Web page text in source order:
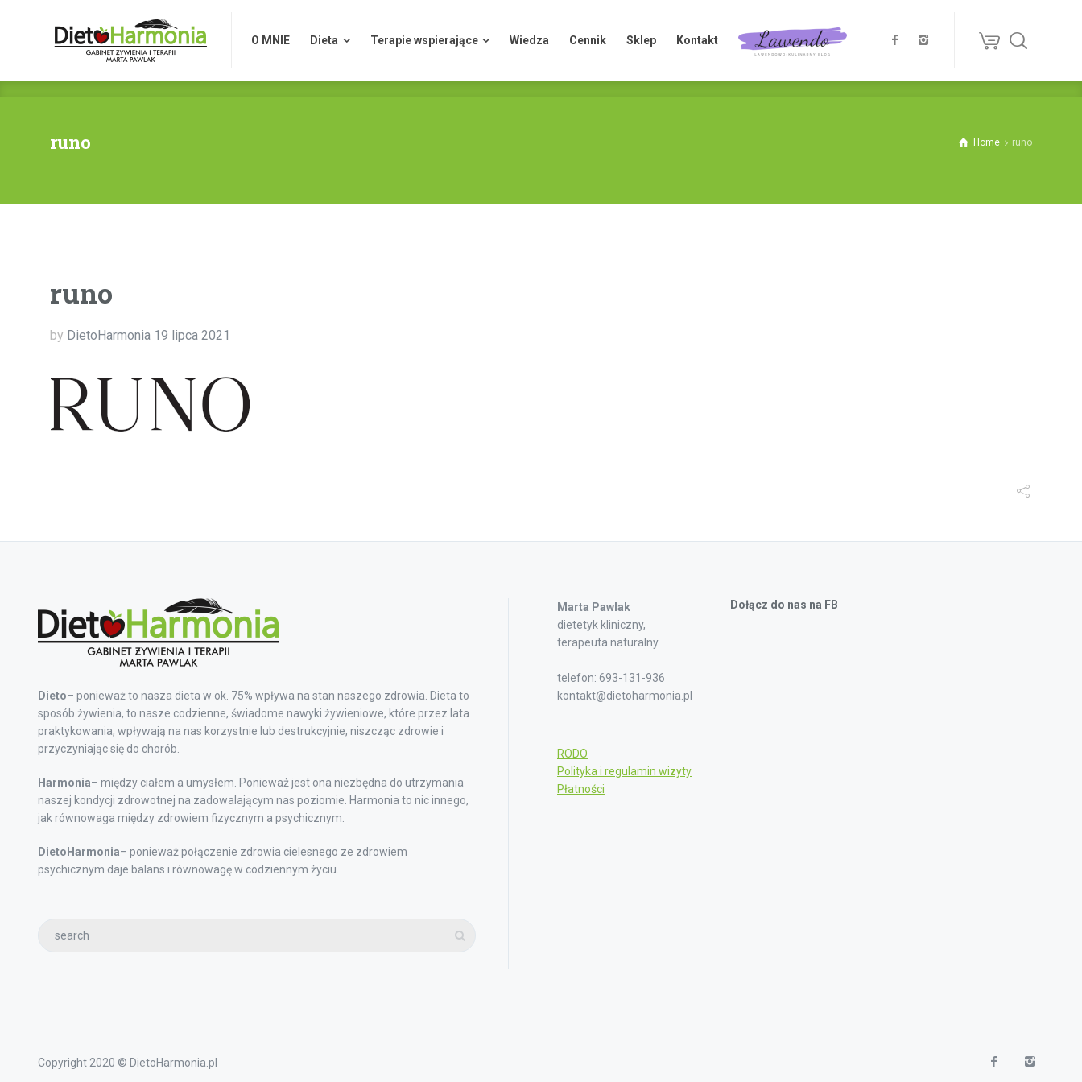
O MNIE Dieta Terapie wspierające Wiedza Cennik Sklep Kontakt
runo Home runo
runo
by DietoHarmonia 19 lipca 2021
Dieto– ponieważ to nasza dieta w ok. 75% wpływa na stan naszego zdrowia. Dieta to
sposób żywienia, to nasze codzienne, świadome nawyki żywieniowe, które przez lata
praktykowania, wpływają na nas korzystnie lub destrukcyjnie, niszcząc zdrowie i
przyczyniając się do chorób.
Harmonia– między ciałem a umysłem. Ponieważ jest ona niezbędna do utrzymania
naszej kondycji zdrowotnej na zadowalającym nas poziomie. Harmonia to nic innego,
jak równowaga między zdrowiem fizycznym a psychicznym.
DietoHarmonia– ponieważ połączenie zdrowia cielesnego ze zdrowiem
psychicznym daje balans i równowagę w codziennym życiu.
Marta Pawlak
dietetyk kliniczny,
terapeuta naturalny
telefon: 693-131-936
kontakt@dietoharmonia.pl
RODO
Polityka i regulamin wizyty
Płatności
Dołącz do nas na FB
Copyright 2020 © DietoHarmonia.pl